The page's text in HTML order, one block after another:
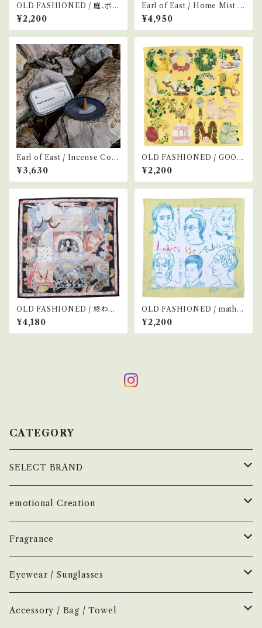
OLD FASHIONED / 庭、ボー
ル遊びの犬
¥2,200
Earl of East / Home Mist -
Wildflower-
¥4,950
Earl of East / Incense Con
es -Wildflower-
¥3,630
OLD FASHIONED / GOOD
LUCK WILL COME
¥2,200
OLD FASHIONED / 終わり
のない夢
¥4,180
OLD FASHIONED / mathe
matician
¥2,200
CATEGORY
SELECT BRAND
çanoma
香水
お香
Earl of East
Air Freshener
Home Mist
Melt
DIVE
NEW.eyewear
emotional Creation
Vintage
Fragrance
Accessory
Fragrance
Perfume
Incense
Eyewear / Sunglasses
Color Lens
Accessory / Bag / Towel